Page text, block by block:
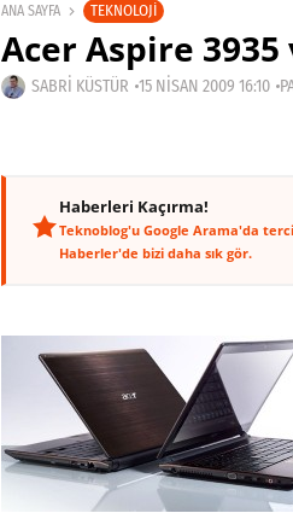
ANA SAYFA TEKNOLOJI
Acer Aspire
SABRI KÜSTÜR 15 NISAN 2009 16:10
Haberleri Kaçırma!
Teknoblog'u Google Arama'da
Haberler'de bizi daha sık gör.